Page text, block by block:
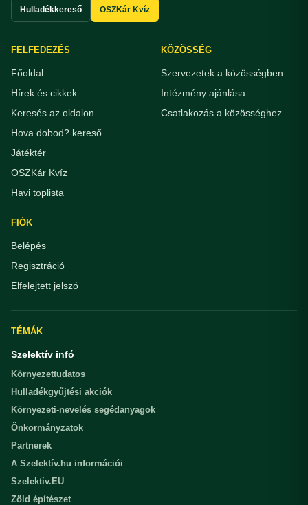
Hulladékkereső OSZKár Kvíz
FELFEDEZÉS
Főoldal
Hírek és cikkek
Keresés az oldalon
Hova dobod? kereső
Játéktér
OSZKár Kvíz
Havi toplista
KÖZÖSSÉG
Szervezetek a közösségben
Intézmény ajánlása
Csatlakozás a közösséghez
FIÓK
Belépés
Regisztráció
Elfelejtett jelszó
TÉMÁK
Szelektív infó
Környezettudatos
Hulladékgyűjtési akciók
Környezeti-nevelés segédanyagok
Önkormányzatok
Partnerek
A Szelektív.hu információi
Szelektiv.EU
Zöld építészet